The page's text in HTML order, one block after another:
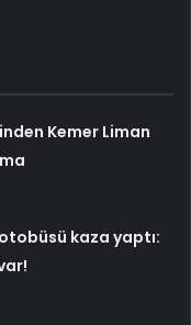
Kemer Liman
kaza yaptı: